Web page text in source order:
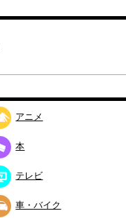
アニメ
本
テレビ
車・バイク